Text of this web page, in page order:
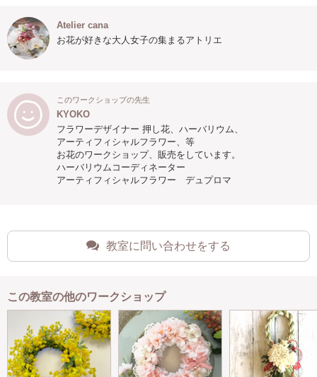
Atelier cana
お花が好きな大人女子の集まるアトリエ
このワークショップの先生
KYOKO
フラワーデザイナー 押し花、ハーバリウム、
アーティフィシャルフラワー、等
お花のワークショップ、販売をしています。
ハーバリウムコーディネーター
アーティフィシャルフラワー デュプロマ
教室に問い合わせをする
この教室の他のワークショップ